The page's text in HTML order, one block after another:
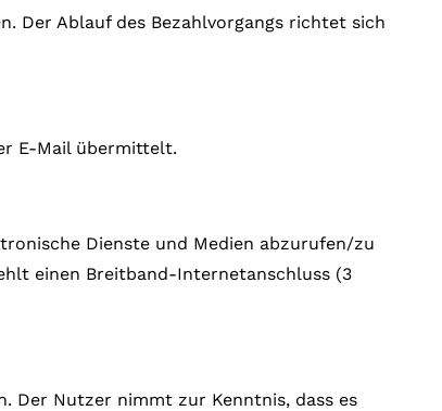
Der Ablauf des Bezahlvorgangs richtet sich
E-Mail übermittelt.
Dienste und Medien abzurufen/zu
einen Breitband-Internetanschluss (3
Der Nutzer nimmt zur Kenntnis, dass es